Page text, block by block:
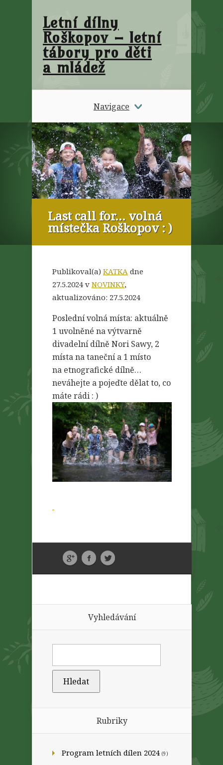
Letní dílny
Roškopov – letní
tábory pro děti
a mládež
Navigace
Last call for… volná
místečka Roškopov : )
Publikoval(a) KATKA dne
27.5.2024 v NOVINKY,
aktualizováno: 27.5.2024
Poslední volná místa: aktuálně
1 uvolněné na výtvarně
divadelní dílně Nori Sawy, 2
místa na taneční a 1 místo
na etnografické dílně…
neváhejte a pojeďte dělat to, co
máte rádi : )
Vyhledávání
Rubriky
Program letních dílen 2024 (9)